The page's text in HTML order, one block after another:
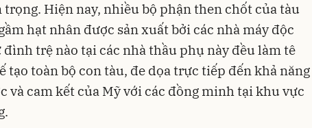
Hiện nay, nhiều bộ phận then chốt của tàu
hạt nhân được sản xuất bởi các nhà máy độc
đình trệ nào tại các nhà thầu phụ này đều làm tê
tạo toàn bộ con tàu, đe dọa trực tiếp đến khả năng
và cam kết của Mỹ với các đồng minh tại khu vực